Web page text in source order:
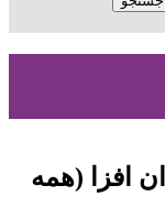
افزا (همه